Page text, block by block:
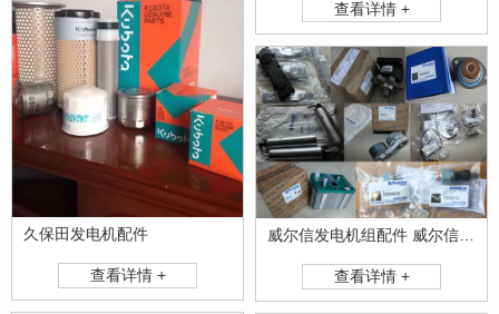
查看详情 +
久保田发电机配件
查看详情 + 查看详情 +